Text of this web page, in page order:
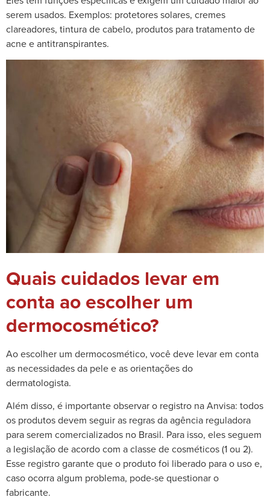
serem usados. Exemplos: protetores solares, cremes
clareadores, tintura de cabelo, produtos para tratamento de
acne e antitranspirantes.
Quais cuidados levar em
conta ao escolher um
dermocosmético?
Ao escolher um dermocosmético, você deve levar em conta
as necessidades da pele e as orientações do
dermatologista.
Além disso, é importante observar o registro na Anvisa: todos
os produtos devem seguir as regras da agência reguladora
para serem comercializados no Brasil. Para isso, eles seguem
a legislação de acordo com a classe de cosméticos (1 ou 2).
Esse registro garante que o produto foi liberado para o uso e,
caso ocorra algum problema, pode-se questionar o
fabricante.